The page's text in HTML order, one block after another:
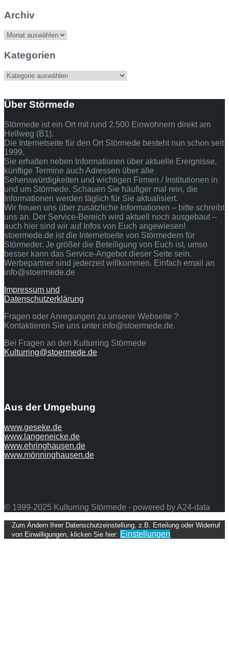
Archiv
Archiv
Kategorien
Kategorien
Über Störmede
Störmede ist ein Ort mit rund 2.500 Einwohnern direkt am
Hellweg (B1).
Die Internetseite für den Ort Störmede besteht nun schon seit
1999.
Sie erhalten neben Informationen über aktuelle Ereignisse,
künftige Termine auch Adressen über alle
Sehenswürdigkeiten und wichtigen Firmen / Institutionen in
und um Störmede. Schauen Sie häufiger mal rein, die
Informationen werden täglich für Sie aktualisiert.
Wir freuen uns über zusätzliche Informationen – bitte schreibt
uns an. Der Service-Bereich wird aktuell noch ausgebaut –
auch hier sind wir auf Infos von Euch angewiesen!
stoermede.de ist die Internetseite von Störmedern für
Störmeder. Je größer die Beteiligung von Euch ist, umso
besser kann das Service-Angebot dieser Seite sein.
Werbepartner sind jederzeit willkommen. Einfach email an
info@stoermede.de
Impressum und
Datenschutzerklärung
Fragen oder Anregungen zu unserer Webseite ?
Kontaktieren Sie uns unter info@stoermede.de.
Bei Fragen an den Kulturring Störmede
Kulturring@stoermede.de
Aus der Umgebung
www.geseke.de
www.langeneicke.de
www.ehringhausen.de
www.mönninghausen.de
© 1999-2025 Kulturring Störmede - powered by A24-data
Back
Zum Ändern Ihrer Datenschutzeinstellung, z.B. Erteilung oder Widerruf
von Einwilligungen, klicken Sie hier: Einstellungen